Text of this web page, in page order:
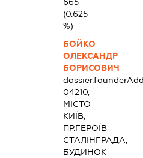
(0.625
%)
БОЙКО
ОЛЕКСАНДР
БОРИСОВИЧ
04210,
МІСТО
КИЇВ,
ПР.ГЕРОЇВ
СТАЛІНГРАДА,
БУДИНОК